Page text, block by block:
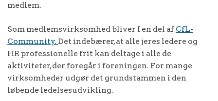
medlem.
Som medlemsvirksomhed bliver I en del afCfL-
Community. Det indebærer, at alle jeres ledere og
HR professionelle frit kan deltage i alle de
aktiviteter, der foregår i foreningen. For mange
virksomheder udgør det grundstammen i den
løbende ledelsesudvikling.